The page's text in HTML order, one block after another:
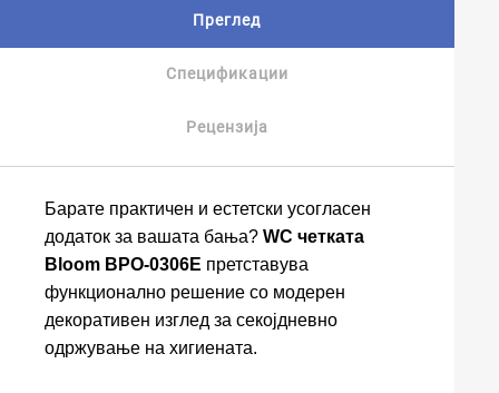
Преглед
Спецификации
Рецензија
Барате практичен и естетски усогласен
додаток за вашата бања? WC четката
Bloom BPO-0306E претставува
функционално решение со модерен
декоративен изглед за секојдневно
одржување на хигиената.